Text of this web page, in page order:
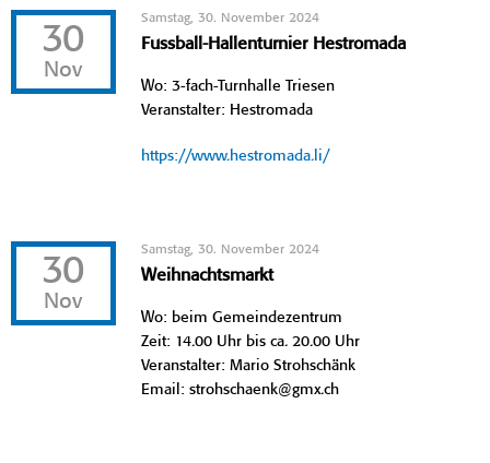
30
Nov
Samstag, 30. November 2024
Fussball-Hallenturnier Hestromada
Wo: 3-fach-Turnhalle Triesen
Veranstalter: Hestromada
https://www.hestromada.li/
30
Nov
Samstag, 30. November 2024
Weihnachtsmarkt
Wo: beim Gemeindezentrum
Zeit: 14.00 Uhr bis ca. 20.00 Uhr
Veranstalter: Mario Strohschänk
Email: strohschaenk@gmx.ch